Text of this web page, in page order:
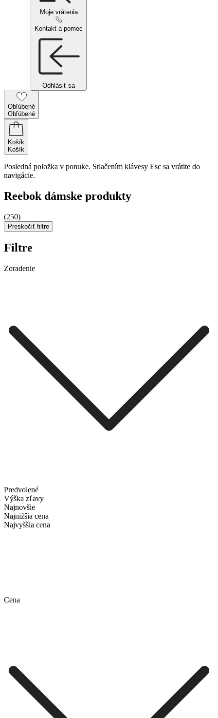
Moje vrátenia
Kontakt a pomoc
Odhlásiť sa
Obľúbené
Obľúbené
Košík
Košík
Posledná položka v ponuke. Stlačením klávesy Esc sa vrátite do
navigácie.
Reebok dámske produkty
(250)
Preskočiť filtre
Filtre
Zoradenie
Predvolené
Výška zľavy
Najnovšie
Najnižšia cena
Najvyššia cena
Cena